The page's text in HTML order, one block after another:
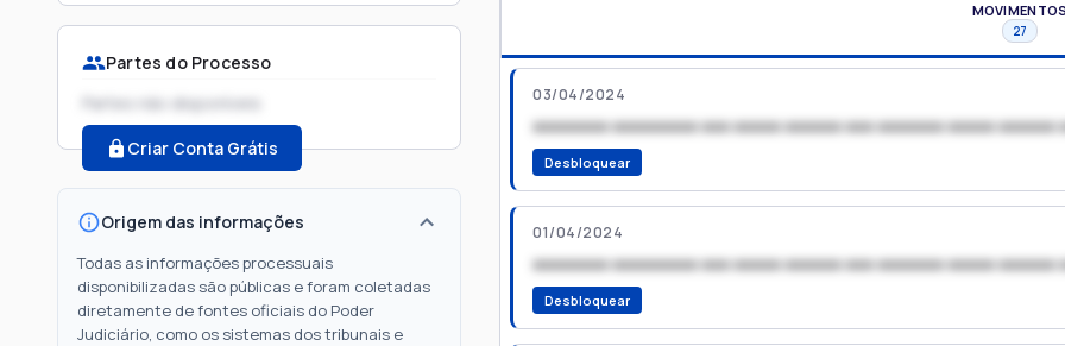
Partes do Processo
Partes não disponíveis
Criar Conta Grátis
Origem das informações
Todas as informações processuais
disponibilizadas são públicas e foram coletadas
diretamente de fontes oficiais do Poder
Judiciário, como os sistemas dos tribunais e
MOVIMENTOS
27
03/04/2024
xxxxxxxx xxxxxxxxx xxx xxxxx xxxxxx xxx xxxxxxx xxxxx xxxxxx
Desbloquear
01/04/2024
xxxxxxxx xxxxxxxxx xxx xxxxx xxxxxx xxx xxxxxxx xxxxx xxxxxx
Desbloquear